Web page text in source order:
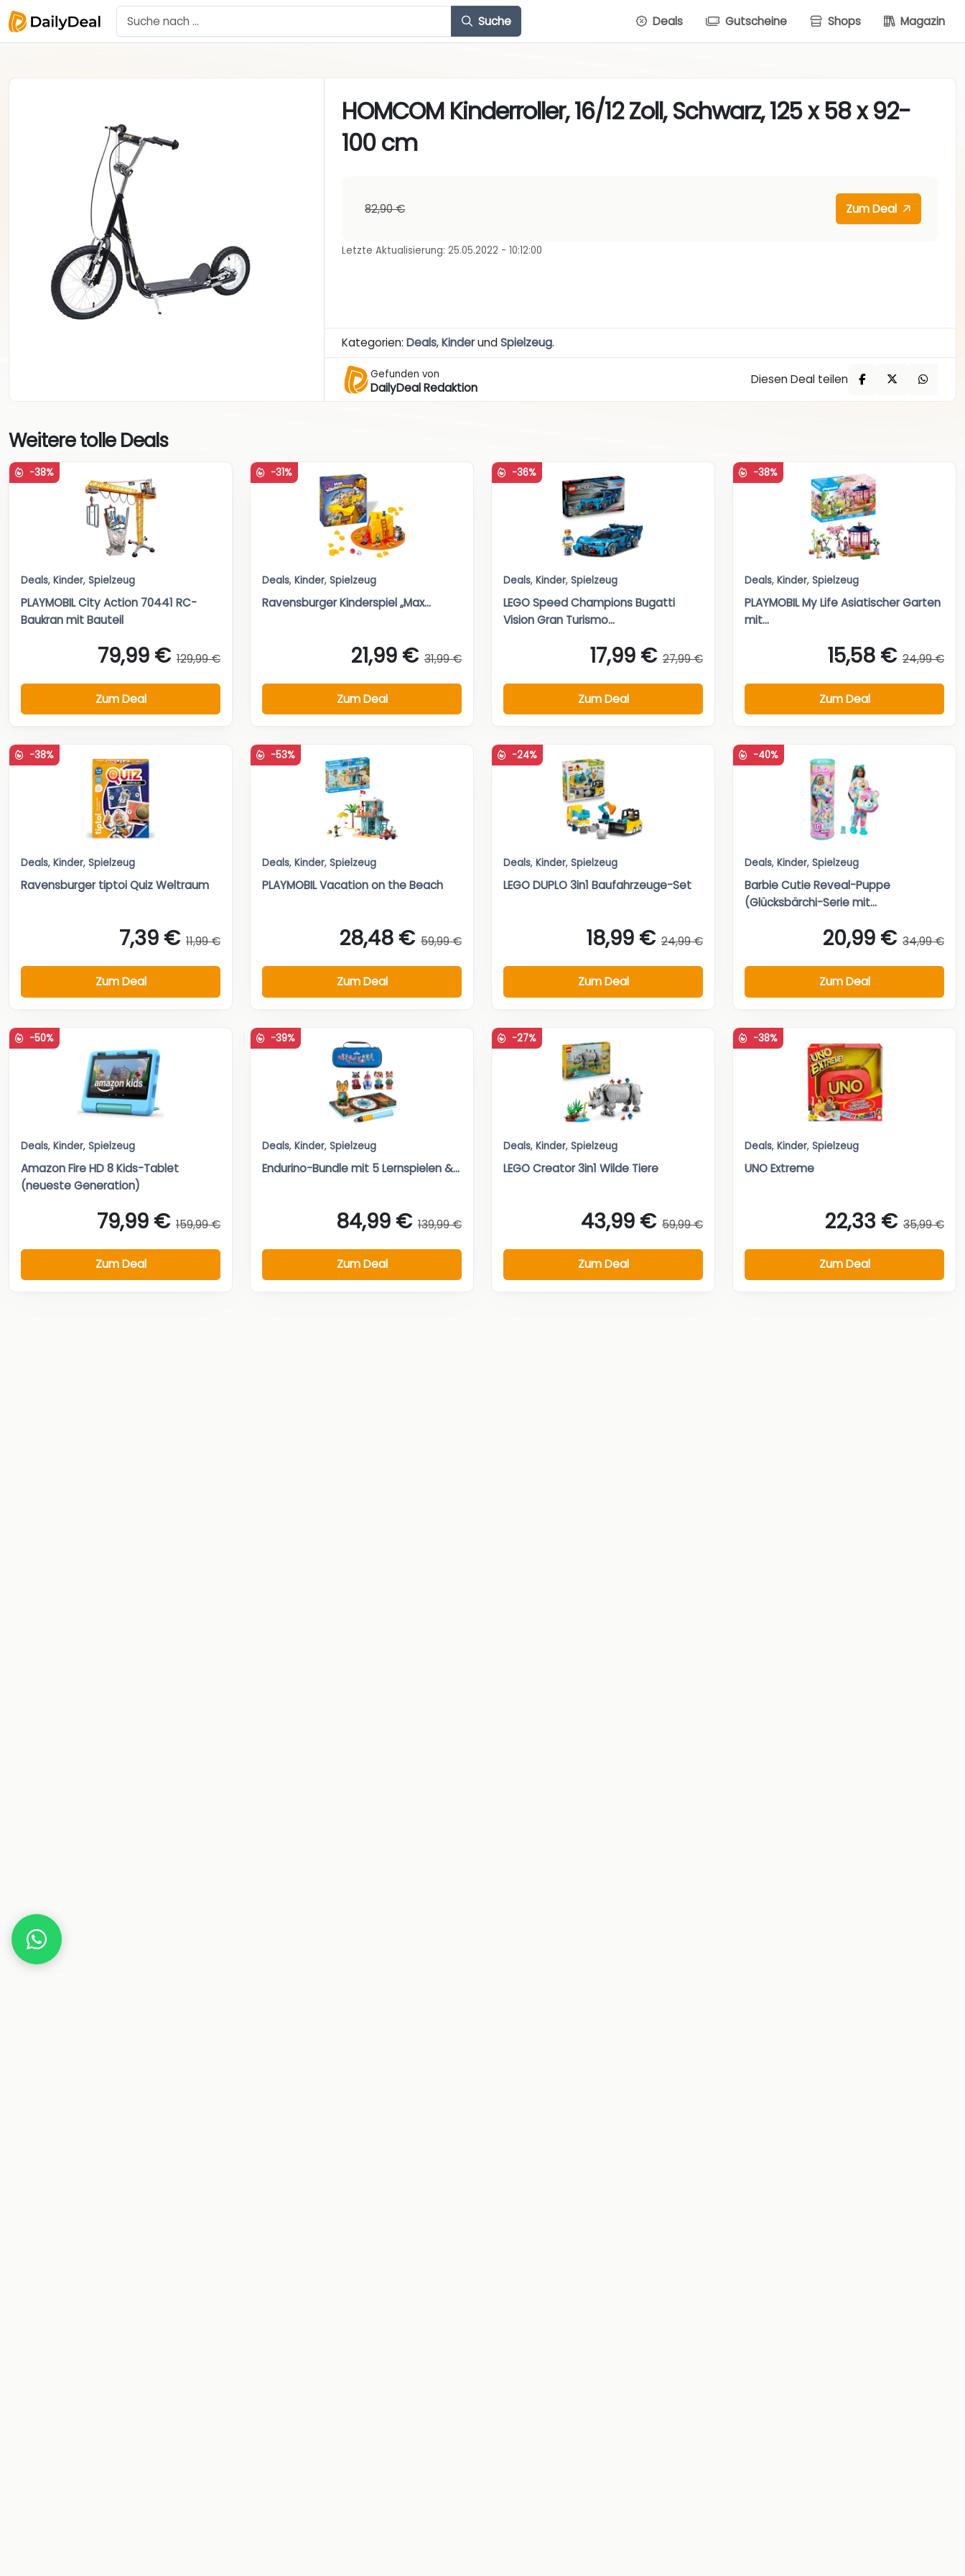
Suche Deals Gutscheine Shops Magazin
HOMCOM Kinderroller, 16/12 Zoll, Schwarz, 125 x 58 x 92-
100 cm
82,90 € Zum Deal
Letzte Aktualisierung: 25.05.2022 - 10:12:00
Kategorien:Deals,KinderundSpielzeug.
Gefunden von
DailyDeal Redaktion
Diesen Deal teilen
Weitere tolle Deals
-38%
Deals, Kinder, Spielzeug
PLAYMOBIL City Action 70441 RC-
Baukran mit Bauteil
79,99 € 129,99 €
Zum Deal
-31%
Deals, Kinder, Spielzeug
Ravensburger Kinderspiel „Max...
21,99 € 31,99 €
Zum Deal
-36%
Deals, Kinder, Spielzeug
LEGO Speed Champions Bugatti
Vision Gran Turismo...
17,99 € 27,99 €
Zum Deal
-38%
Deals, Kinder, Spielzeug
PLAYMOBIL My Life Asiatischer Garten
mit...
15,58 € 24,99 €
Zum Deal
-38%
Deals, Kinder, Spielzeug
Ravensburger tiptoi Quiz Weltraum
7,39 € 11,99 €
Zum Deal
-53%
Deals, Kinder, Spielzeug
PLAYMOBIL Vacation on the Beach
28,48 € 59,99 €
Zum Deal
-24%
Deals, Kinder, Spielzeug
LEGO DUPLO 3in1 Baufahrzeuge-Set
18,99 € 24,99 €
Zum Deal
-40%
Deals, Kinder, Spielzeug
Barbie Cutie Reveal-Puppe
(Glücksbärchi-Serie mit...
20,99 € 34,99 €
Zum Deal
-50%
Deals, Kinder, Spielzeug
Amazon Fire HD 8 Kids-Tablet
(neueste Generation)
79,99 € 159,99 €
Zum Deal
-39%
Deals, Kinder, Spielzeug
Endurino-Bundle mit 5 Lernspielen &...
84,99 € 139,99 €
Zum Deal
-27%
Deals, Kinder, Spielzeug
LEGO Creator 3in1 Wilde Tiere
43,99 € 59,99 €
Zum Deal
-38%
Deals, Kinder, Spielzeug
UNO Extreme
22,33 € 35,99 €
Zum Deal